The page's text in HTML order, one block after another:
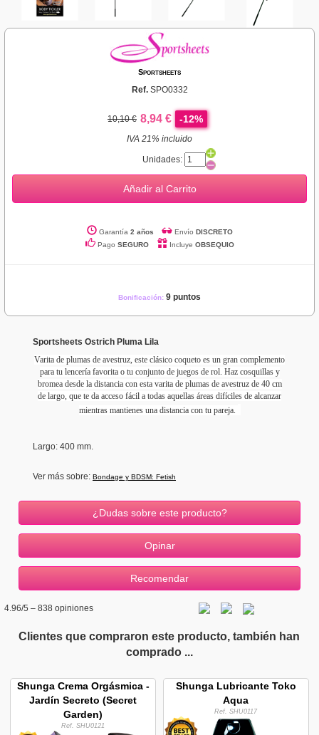
Sportsheets
Ref. SPO0332
10,10 € 8,94 € -12%
IVA 21% incluido
Unidades:
Añadir al Carrito
Garantía 2 años Envío DISCRETO
Pago SEGURO Incluye OBSEQUIO
Bonificación: 9 puntos
Sportsheets Ostrich Pluma Lila
Varita de plumas de avestruz, este clásico coqueto es un gran complemento
para tu lencería favorita o tu conjunto de juegos de rol. Hazcosquillas y
bromea desde la distancia con esta varita de plumas de avestruz de 40 cm
de largo, que te da acceso fácil a todas aquellas áreas difíciles de alcanzar
mientras mantienes una distancia con tu pareja.
Largo: 400 mm.
Ver más sobre: Bondage y BDSM: Fetish
¿Dudas sobre este producto?
4.96/5 – 838 opiniones
Clientes que compraron este producto, también han
comprado ...
Shunga Crema Orgásmica -
Jardín Secreto (Secret
Garden)
Ref. SHU0121
Shunga Lubricante Toko
Aqua
Ref. SHU0117